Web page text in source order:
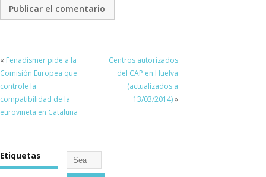
« Fenadismer pide a la
Comisión Europea que
controle la
compatibilidad de la
euroviñeta en Cataluña
Centros autorizados
del CAP en Huelva
(actualizados a
13/03/2014)»
Etiquetas